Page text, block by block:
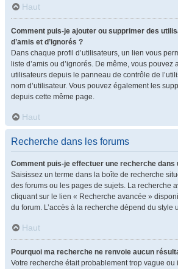
Haut
Comment puis-je ajouter ou supprimer des
d’amis et d’ignorés ?
Dans chaque profil d’utilisateurs, un lien vous
liste d’amis ou d’ignorés. De même, vous
utilisateurs depuis le panneau de contrôle de
nom d’utilisateur. Vous pouvez également les
depuis cette même page.
Haut
Recherche dans les forums
Comment puis-je effectuer une recherche dans
Saisissez un terme dans la boîte de recherche
des forums ou les pages de sujets. La recherche
cliquant sur le lien « Recherche avancée »
du forum. L’accès à la recherche dépend du style
Haut
Pourquoi ma recherche ne renvoie aucun
Votre recherche était probablement trop vague ou